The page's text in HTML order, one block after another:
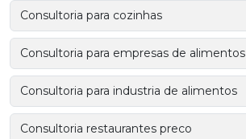
Consultoria para cozinhas
Consultoria para empresas de alimentos
Consultoria para industria de alimentos
Consultoria restaurantes preco